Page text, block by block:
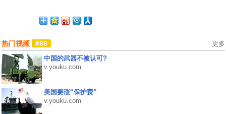
热门视频 更多
中国的武器不被认可?
v.youku.com
美国要涨“保护费”
v.youku.com